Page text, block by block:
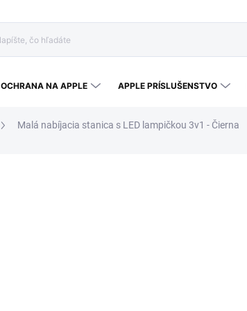
OCHRANA NA APPLE APPLE PRÍSLUŠENSTVO
Malá nabíjacia stanica s LED lampičkou 3v1 - Čierna